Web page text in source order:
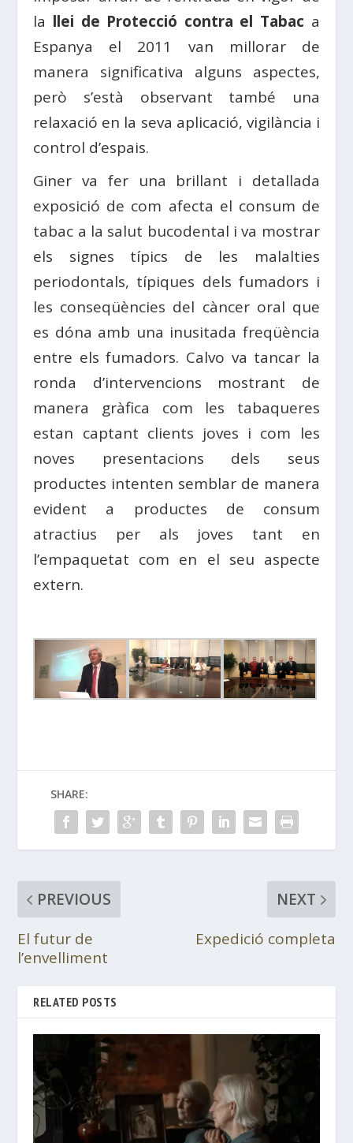
la llei de Protecció contra el Tabac a
Espanya el 2011 van millorar de
manera significativa alguns aspectes,
però s’està observant també una
relaxació en la seva aplicació, vigilància i
control d’espais.
Giner va fer una brillant i detallada
exposició de com afecta el consum de
tabac a la salut bucodental i va mostrar
els signes típics de les malalties
periodontals, típiques dels fumadors i
les conseqüències del càncer oral que
es dóna amb una inusitada freqüència
entre els fumadors. Calvo va tancar la
ronda d’intervencions mostrant de
manera gràfica com les tabaqueres
estan captant clients joves i com les
noves presentacions dels seus
productes intenten semblar de manera
evident a productes de consum
atractius per als joves tant en
l’empaquetat com en el seu aspecte
extern.
SHARE:
PREVIOUS
El futur de
l’envelliment
NEXT
Expedició completa
RELATED POSTS